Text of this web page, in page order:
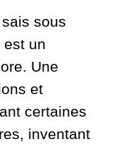
sous
est un
Une
et
certaines
inventant